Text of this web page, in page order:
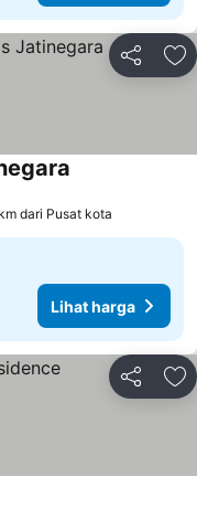
Bagikan
dari Pusat kota
Lihat harga
Bagikan